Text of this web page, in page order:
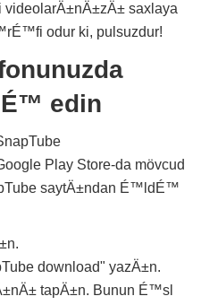
saxlaya
odur ki, pulsuzdur!
edin
Play Store-da mövcud
saytÄ±ndan É™ldÉ™
download" yazÄ±n.
tapÄ±n. Bunun É™sl